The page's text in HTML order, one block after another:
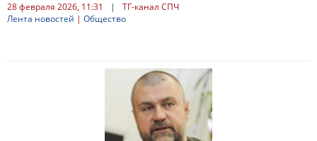
28 февраля 2026, 11:31 |
ТГ-канал СПЧ
Лента новостей | Общество